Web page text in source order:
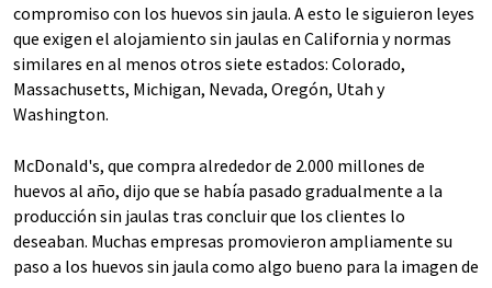
compromiso con los huevos sin jaula. A esto le siguieron leyes
que exigen el alojamiento sin jaulas en California y normas
similares en al menos otros siete estados: Colorado,
Massachusetts, Michigan, Nevada, Oregón, Utah y
Washington.
McDonald's, que compra alrededor de 2.000 millones de
huevos al año, dijo que se había pasado gradualmente a la
producción sin jaulas tras concluir que los clientes lo
deseaban. Muchas empresas promovieron ampliamente su
paso a los huevos sin jaula como algo bueno para la imagen de